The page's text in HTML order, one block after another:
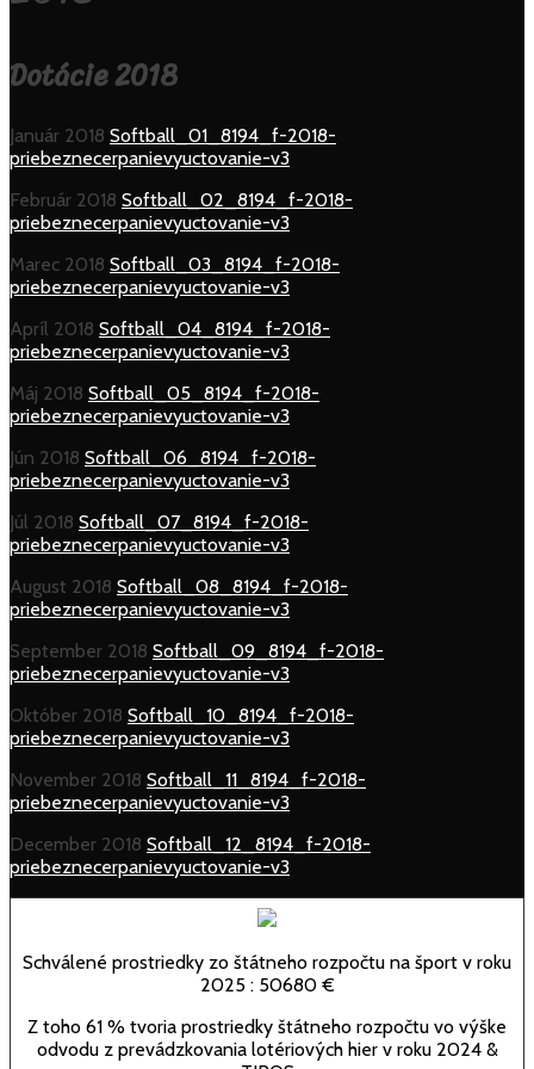
Dotácie 2018
Január 2018 Softball_01_8194_f-2018-
priebeznecerpanievyuctovanie-v3
Február 2018 Softball_02_8194_f-2018-
priebeznecerpanievyuctovanie-v3
Marec 2018 Softball_03_8194_f-2018-
priebeznecerpanievyuctovanie-v3
Apríl 2018 Softball_04_8194_f-2018-
priebeznecerpanievyuctovanie-v3
Máj 2018 Softball_05_8194_f-2018-
priebeznecerpanievyuctovanie-v3
Jún 2018 Softball_06_8194_f-2018-
priebeznecerpanievyuctovanie-v3
Júl 2018 Softball_07_8194_f-2018-
priebeznecerpanievyuctovanie-v3
August 2018 Softball_08_8194_f-2018-
priebeznecerpanievyuctovanie-v3
September 2018 Softball_09_8194_f-2018-
priebeznecerpanievyuctovanie-v3
Október 2018 Softball_10_8194_f-2018-
priebeznecerpanievyuctovanie-v3
November 2018 Softball_11_8194_f-2018-
priebeznecerpanievyuctovanie-v3
December 2018 Softball_12_8194_f-2018-
priebeznecerpanievyuctovanie-v3
Schválené prostriedky zo štátneho rozpočtu na šport v roku
2025 : 50680 €
Z toho 61 % tvoria prostriedky štátneho rozpočtu vo výške
odvodu z prevádzkovania lotériových hier v roku 2024 &